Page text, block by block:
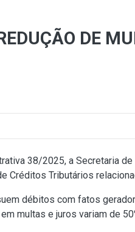
DE
38/2025, a Secretaria
Créditos Tributários
débitos com fatos
multas e juros variam de